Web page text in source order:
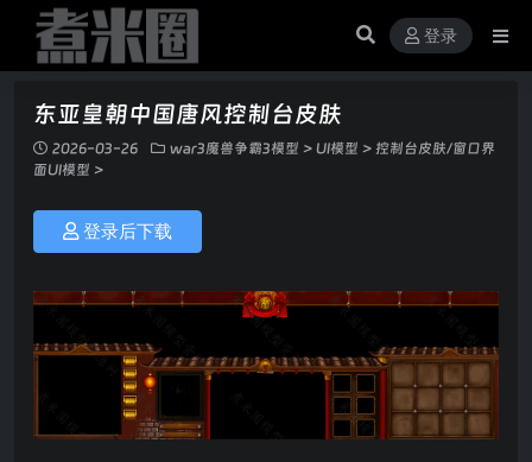
登录
东亚皇朝中国唐风控制台皮肤
2026-03-26 war3魔兽争霸3模型 > UI模型 > 控制台皮肤/窗口界
面UI模型 >
登录后下载